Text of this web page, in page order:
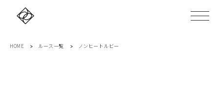
HOME ルース一覧 ノンヒートルビー